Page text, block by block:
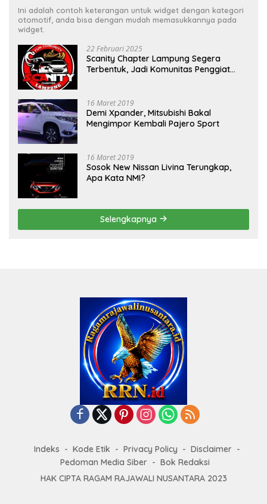
Ini adalah contoh keterangan untuk widget dengan kategori
otomotif, anda bisa dengan mudah memasukkannya pada
widget.
22 Februari 2025
Scanity Chapter Lampung Segera
Terbentuk, Jadi Komunitas Penggiat
16 Maret 2019
Demi Xpander, Mitsubishi Bakal
Mengimpor Kembali Pajero Sport
16 Maret 2019
Sosok New Nissan Livina Terungkap,
Apa Kata NMI?
Selengkapnya
Indeks Kode Etik Privacy Policy
Disclaimer
Pedoman Media Siber
Bok Redaksi
HAK CIPTA RAGAM RAJAWALI NUSANTARA 2023